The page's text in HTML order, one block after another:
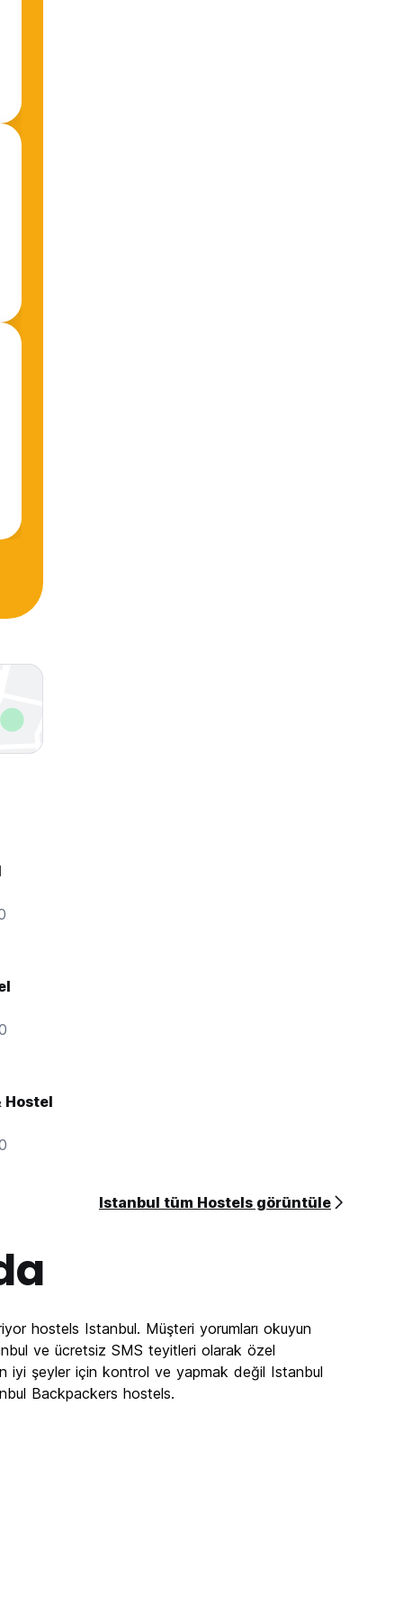
Hostel
Istanbul tüm Hostels görüntüle
hostels Istanbul. Müşteri yorumları okuyun
ve ücretsiz SMS teyitleri olarak özel
iyi şeyler için kontrol ve yapmak değil Istanbul
Backpackers hostels.